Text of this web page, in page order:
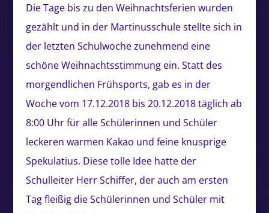
Die Tage bis zu den Weihnachtsferien wurden
gezählt und in der Martinusschule stellte sich in
der letzten Schulwoche zunehmend eine
schöne Weihnachtsstimmung ein. Statt des
morgendlichen Frühsports, gab es in der
Woche vom 17.12.2018 bis 20.12.2018 täglich ab
8:00 Uhr für alle Schülerinnen und Schüler
leckeren warmen Kakao und feine knusprige
Spekulatius. Diese tolle Idee hatte der
Schulleiter Herr Schiffer, der auch am ersten
Tag fleißig die Schülerinnen und Schüler mit